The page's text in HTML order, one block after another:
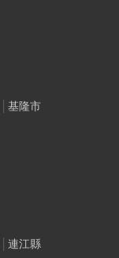
基隆市
連江縣